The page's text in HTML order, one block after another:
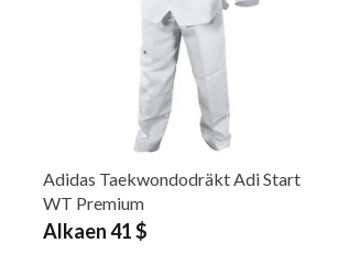
Adidas Taekwondodräkt Adi Start
WT Premium
Alkaen 41 $